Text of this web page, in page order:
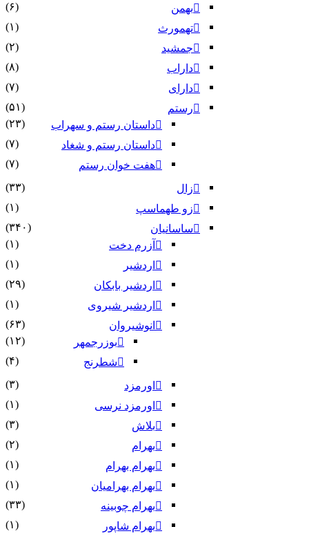
بهمن
(۶)
تهمورث
(۱)
جمشید
(۲)
داراب
(۸)
دارای
(۷)
رستم
(۵۱)
داستان رستم و سهراب
(۲۳)
داستان رستم و شغاد
(۷)
هفت خوان رستم‏
(۷)
زال
(۳۳)
زو طهماسپ‏
(۱)
ساسانیان
(۳۴۰)
آزرم دخت
(۱)
اردشیر
(۱)
اردشیر بابکان
(۲۹)
اردشیر شیروی
(۱)
انوشیروان
(۶۳)
بوزرجمهر
(۱۲)
شطرنج
(۴)
اورمزد
(۳)
اورمزد نرسى‏
(۱)
بلاش
(۳)
بهرام
(۲)
بهرام بهرام
(۱)
بهرام بهرامیان‏
(۱)
بهرام چوبینه
(۳۳)
بهرام شاپور
(۱)